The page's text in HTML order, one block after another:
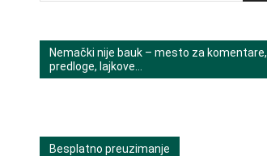
Nemački nije bauk – mesto za komentare,
predloge, lajkove…
Besplatno preuzimanje